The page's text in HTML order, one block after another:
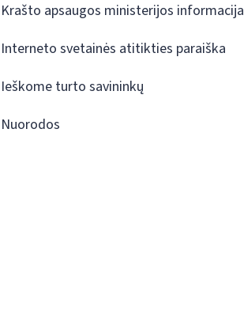
Krašto apsaugos ministerijos informacija
Interneto svetainės atitikties paraiška
Ieškome turto savininkų
Nuorodos